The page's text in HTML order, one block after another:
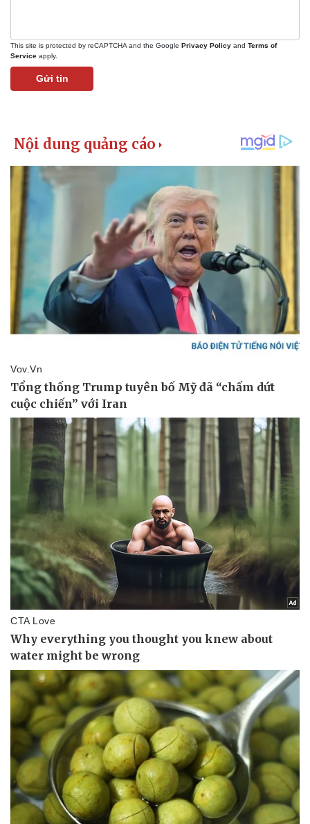
Sức khỏe
Dinh dưỡng - món ngon
Cây thuốc
Sản phụ khoa
Nhi khoa
Nam khoa
Làm đẹp - giảm cân
Phòng mạch online
Ăn sạch sống khỏe
Đời sống
Nhà đẹp
Tình yêu - Gia đình
This site is protected by reCAPTCHA and the Google Privacy Policy and Terms of
Service apply.
Gửi tin